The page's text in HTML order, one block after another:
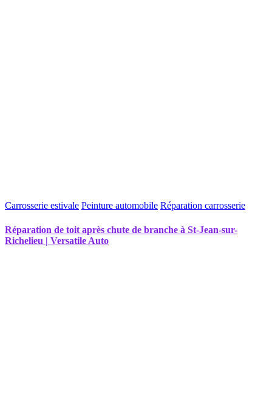
Carrosserie estivale Peinture automobile Réparation carrosserie
Réparation de toit après chute de branche à St-Jean-sur-
Richelieu | Versatile Auto